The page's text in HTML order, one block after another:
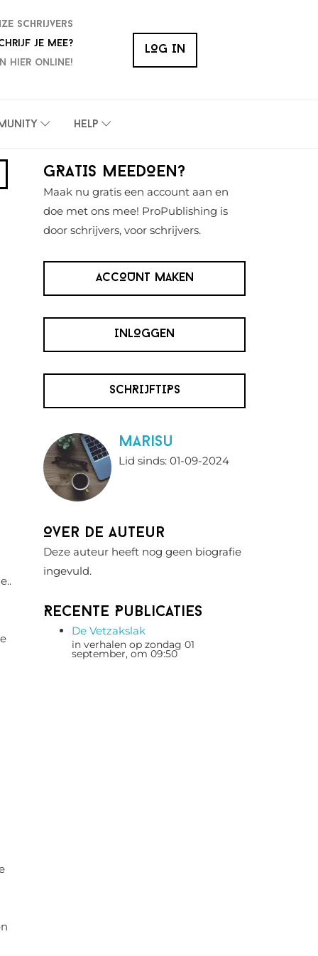
schrijvers
je mee?
hier online!
LOG IN
Help
Primaire
Sidebar
GRATIS MEEDOEN?
Maak nu gratis een account aan en
doe met ons mee! ProPublishing is
door schrijvers, voor schrijvers.
ACCOUNT MAKEN
INLOGGEN
SCHRIJFTIPS
MariSu
Lid sinds: 01-09-2024
Over de auteur
Deze auteur heeft nog geen biografie
ingevuld.
Recente Publicaties
De Vetzakslak
in verhalen op zondag 01
september, om 09:50